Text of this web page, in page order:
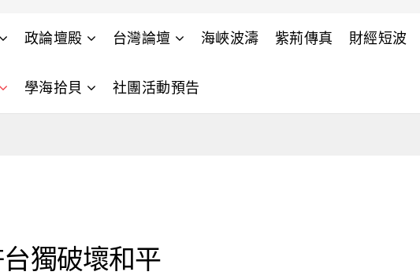
政論壇殿 台灣論壇 海峽波濤 紫荊傳真 財經短波
學海拾貝 社團活動預告
獨破壞和平